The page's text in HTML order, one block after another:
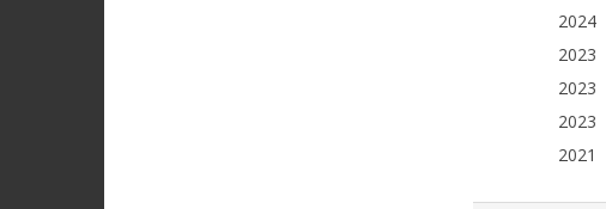
2024
2023
2023
2023
2021